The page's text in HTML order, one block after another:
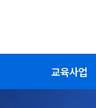
교육사업